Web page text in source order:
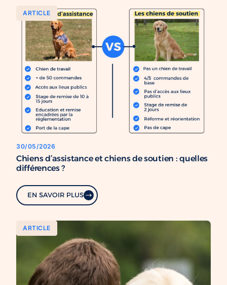
ARTICLE
30/05/2026
Chiens d’assistance et chiens de soutien : quelles
différences ?
EN SAVOIR PLUS
ARTICLE